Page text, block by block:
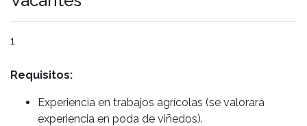
1
Requisitos:
Experiencia en trabajos agrícolas (se valorará
experiencia en poda de viñedos).